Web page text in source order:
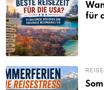
für